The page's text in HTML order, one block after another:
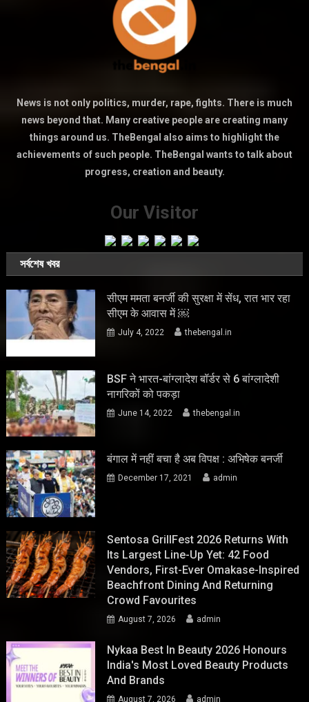
News is not only politics, murder, rape, fights. There is much
news beyond that. Many creative people are creating many
things around us. TheBengal also aims to highlight the
achievements of such people. TheBengal wants to talk about
progress, creation and beauty.
Our Visitor
সর্বশেষ খবর
सीएम ममता बनर्जी की सुरक्षा में सेंध, रात भार रहा
सीएम के आवास में ￼
July 4, 2022 thebengal.in
BSF ने भारत-बांग्लादेश बॉर्डर से 6 बांग्लादेशी
नागरिकों को पकड़ा
June 14, 2022 thebengal.in
बंगाल में नहीं बचा है अब विपक्ष : अभिषेक बनर्जी
December 17, 2021 admin
Sentosa GrillFest 2026 Returns With
Its Largest Line-Up Yet: 42 Food
Vendors, First-Ever Omakase-Inspired
Beachfront Dining And Returning
Crowd Favourites
August 7, 2026 admin
Nykaa Best In Beauty 2026 Honours
India's Most Loved Beauty Products
And Brands
August 7, 2026 admin